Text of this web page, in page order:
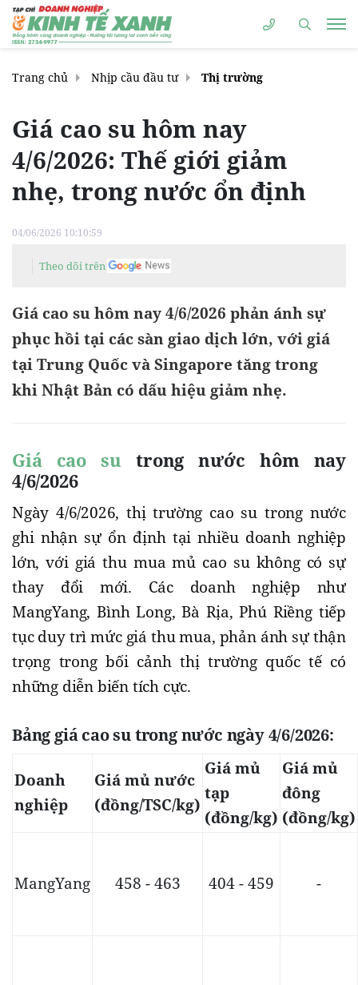
Trang chủ Nhịp cầu đầu tư Thị trường
Giá cao su hôm nay
4/6/2026: Thế giới giảm
nhẹ, trong nước ổn định
04/06/2026 10:10:59
Theo dõi trên
Giá cao su hôm nay 4/6/2026 phản ánh sự
phục hồi tại các sàn giao dịch lớn, với giá
tại Trung Quốc và Singapore tăng trong
khi Nhật Bản có dấu hiệu giảm nhẹ.
Giá cao su trong nước hôm nay
4/6/2026
Ngày 4/6/2026, thị trường cao su trong nước
ghi nhận sự ổn định tại nhiều doanh nghiệp
lớn, với giá thu mua mủ cao su không có sự
thay đổi mới. Các doanh nghiệp như
MangYang, Bình Long, Bà Rịa, Phú Riềng tiếp
tục duy trì mức giá thu mua, phản ánh sự thận
trọng trong bối cảnh thị trường quốc tế có
những diễn biến tích cực.
Bảng giá cao su trong nước ngày 4/6/2026:
Doanh
nghiệp
Giá mủ nước
(đồng/TSC/kg)
Giá mủ
tạp
(đồng/kg)
Giá mủ
đông
(đồng/kg)
MangYang 458 - 463 404 - 459 -